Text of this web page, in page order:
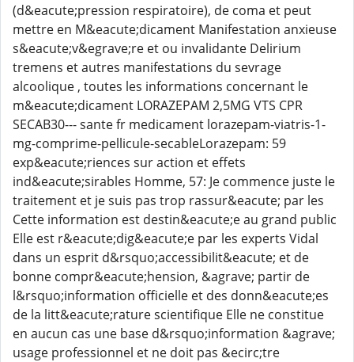
(d&eacute;pression respiratoire), de coma et peut
mettre en M&eacute;dicament Manifestation anxieuse
s&eacute;v&egrave;re et ou invalidante Delirium
tremens et autres manifestations du sevrage
alcoolique , toutes les informations concernant le
m&eacute;dicament LORAZEPAM 2,5MG VTS CPR
SECAB30--- sante fr medicament lorazepam-viatris-1-
mg-comprime-pellicule-secableLorazepam: 59
exp&eacute;riences sur action et effets
ind&eacute;sirables Homme, 57: Je commence juste le
traitement et je suis pas trop rassur&eacute; par les
Cette information est destin&eacute;e au grand public
Elle est r&eacute;dig&eacute;e par les experts Vidal
dans un esprit d&rsquo;accessibilit&eacute; et de
bonne compr&eacute;hension, &agrave; partir de
l&rsquo;information officielle et des donn&eacute;es
de la litt&eacute;rature scientifique Elle ne constitue
en aucun cas une base d&rsquo;information &agrave;
usage professionnel et ne doit pas &ecirc;tre